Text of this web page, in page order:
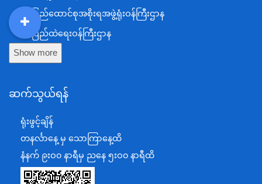
ပြည်ထောင်စုအစိုးရအဖွဲ့ရုံးဝန်ကြီးဌာန
ပြည်ထဲရေးဝန်ကြီးဌာန
ကာကွယ်ရေးဝန်ကြီးဌာန
စီမံကိန်း၊ဘဏ္ဍာရေးနှင့်စက်မှုဝန်ကြီးဌာန
အပြည်ပြည်ဆိုင်ရာပူးပေါင်းဆောင်ရွက်ရေးဝန်ကြီးဌာန
ပြန်ကြားရေးဝန်ကြီးဌာန
သာသနာရေးနှင့် ယဉ်ကျေးမှုဝန်ကြီးဌာန
Show more
ဆက်သွယ်ရန်
ရုံးဖွင့်ချိန်
တနင်္လာနေ့ မှ သောကြာနေ့ထိ
နံနက် ၉းဝ၀ နာရီမှ ညနေ ၅းဝ၀ နာရီထိ